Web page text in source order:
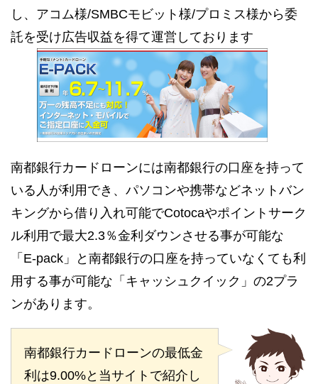
し、アコム様/SMBCモビット様/プロミス様から委
託を受け広告収益を得て運営しております
南都銀行カードローンには南都銀行の口座を持って
いる人が利用でき、パソコンや携帯などネットバン
キングから借り入れ可能でCotocaやポイントサーク
ル利用で最大2.3％金利ダウンさせる事が可能な
「E-pack」と南都銀行の口座を持っていなくても利
用する事が可能な「キャッシュクイック」の2プラ
ンがあります。
南都銀行カードローンの最低金
利は9.00%と当サイトで紹介し